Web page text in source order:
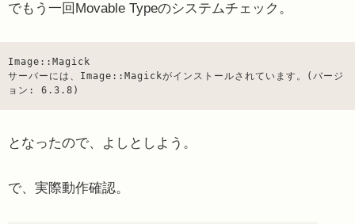
でもう一回Movable Typeのシステムチェック。
Image::Magick
サーバーには、Image::Magickがインストールされています。(バージ
ョン: 6.3.8)
となったので、よしとしよう。
で、実際動作確認。